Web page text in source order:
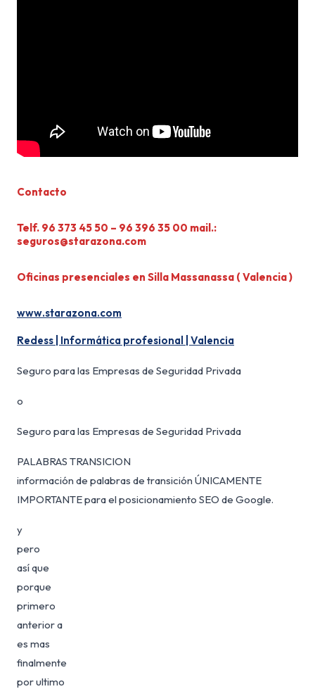
Contacto
Telf. 96 373 45 50 – 96 396 35 00 mail.:
seguros@starazona.com
Oficinas presenciales en Silla Massanassa ( Valencia )
www.starazona.com
Redess | Informática profesional | Valencia
Seguro para las Empresas de Seguridad Privada
o
Seguro para las Empresas de Seguridad Privada
PALABRAS TRANSICION
información de palabras de transición ÚNICAMENTE
IMPORTANTE para el posicionamiento SEO de Google.
y
pero
así que
porque
primero
anterior a
es mas
finalmente
por ultimo